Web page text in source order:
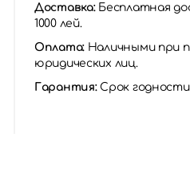
Доставка: Бесплатная
1000 лей.
Оплата: Наличными при
юридических лиц.
Гарантия:Срок